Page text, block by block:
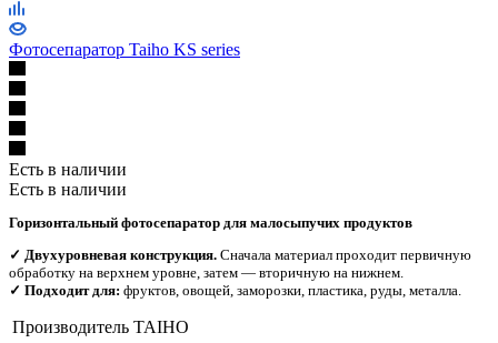
Фотосепаратор Taiho KS series
Есть в наличии
Есть в наличии
Горизонтальный фотосепаратор для малосыпучих продуктов
✓ Двухуровневая конструкция. Сначала материал проходит первичную
обработку на верхнем уровне, затем — вторичную на нижнем.
✓ Подходит для: фруктов, овощей, заморозки, пластика, руды, металла.
Производитель TAIHO